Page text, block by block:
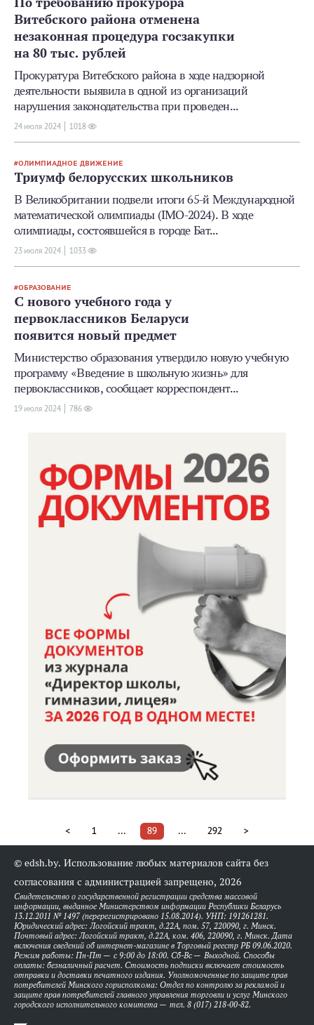
Витебского района отменена
незаконная процедура госзакупки
на 80 тыс. рублей
Прокуратура Витебского района в ходе надзорной
деятельности выявила в одной из организаций
нарушения законодательства при проведен...
24 июля 2024 1018
ОЛИМПИАДНОЕ ДВИЖЕНИЕ
Триумф белорусских школьников
В Великобритании подвели итоги 65-й Международной
математической олимпиады (IMO-2024). В ходе
олимпиады, состоявшейся в городе Бат...
23 июля 2024 1033
ОБРАЗОВАНИЕ
С нового учебного года у
первоклассников Беларуси
появится новый предмет
Министерство образования утвердило новую учебную
программу «Введение в школьную жизнь» для
первоклассников, сообщает корреспондент...
19 июля 2024 786
< 1 ... 89 ... 292 >
© edsh.by. Использование любых материалов сайта без
согласования с администрацией запрещено, 2026
Свидетельство о государственной регистрации средства массовой
информации, выданное Министерством информации Республики Беларусь
13.12.2011 № 1497 (перерегистрировано 15.08.2014). УНП: 191261281.
Юридический адрес: Логойский тракт, д.22А, пом. 57, 220090, г. Минск.
Почтовый адрес: Логойский тракт, д.22А, ком. 406, 220090, г. Минск. Дата
включения сведений об интернет-магазине в Торговый реестр РБ 09.06.2020.
Режим работы: Пн-Пт — с 9:00 до 18:00. Сб-Вс — Выходной. Способы
оплаты: безналичный расчет. Стоимость подписки включает стоимость
отправки и доставки печатного издания. Уполномоченные по защите прав
потребителей Минского горисполкома: Отдел по контролю за рекламой и
защите прав потребителей главного управления торговли и услуг Минского
городского исполнительного комитета — тел. 8 (017) 218-00-82.